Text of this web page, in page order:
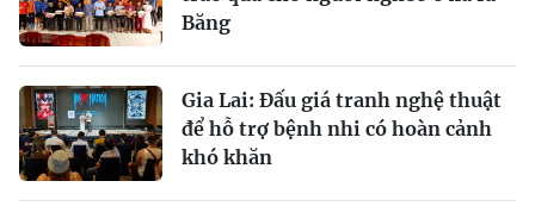
Băng
Gia Lai: Đấu giá tranh nghệ thuật
để hỗ trợ bệnh nhi có hoàn cảnh
khó khăn